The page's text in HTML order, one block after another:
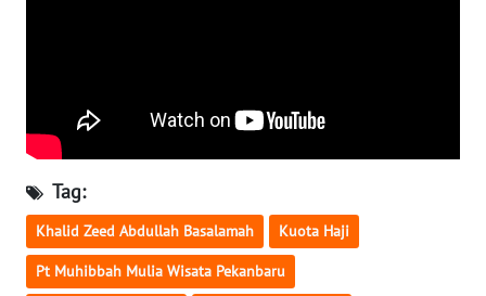
Tag:
Khalid Zeed Abdullah Basalamah Kuota Haji
Pt Muhibbah Mulia Wisata Pekanbaru
KARIR
DISCLAIMER